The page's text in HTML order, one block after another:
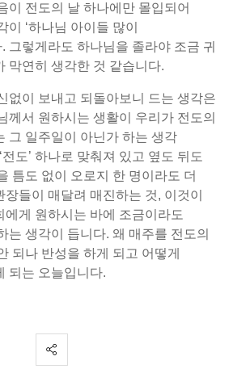
이 전도의 날 하나에만 몰입되어
‘하나님 아이들 많이
그렇게라도 하나님을 졸라야 조금 귀
막연히 생각한 것 같습니다.
없이 보내고 되돌아보니 드는 생각은
께서 원하시는 생활이 우리가 전도의
그 일주일이 아닌가 하는 생각
도’ 하나로 맞춰져 있고 옆도 뒤도
틈도 없이 오로지 한 명이라도 더
들이 매달려 매진하는 것, 이것이
에게 원하시는 바에 조금이라도
는 생각이 듭니다. 왜 매주를 전도의
되나 반성을 하게 되고 어떻게
되는 오늘입니다.